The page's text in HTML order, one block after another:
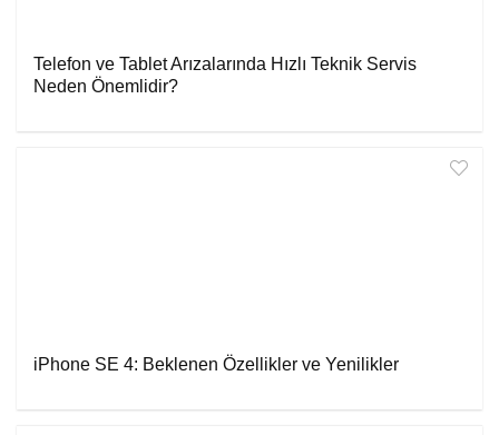
Telefon ve Tablet Arızalarında Hızlı Teknik Servis
Neden Önemlidir?
iPhone SE 4: Beklenen Özellikler ve Yenilikler